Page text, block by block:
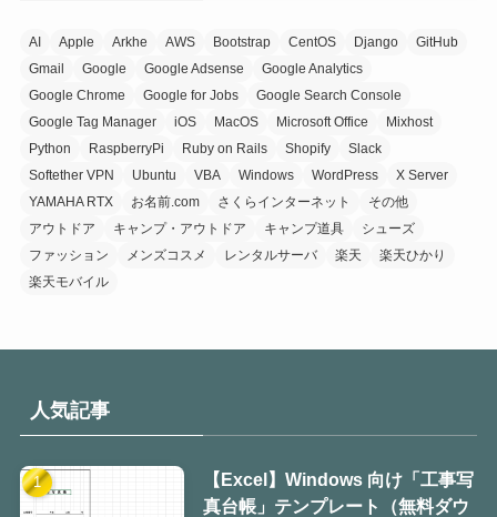
AI Apple Arkhe AWS Bootstrap CentOS Django
GitHub
Gmail
Google Google Adsense
Google Analytics
Google Chrome
Google for Jobs
Google Search Console
Google Tag Manager
iOS MacOS Microsoft Office
Mixhost
Python
RaspberryPi Ruby on Rails Shopify
Slack
Softether VPN
Ubuntu VBA Windows WordPress
X Server
YAMAHA RTX
お名前.com さくらインターネット
その他
アウトドア
キャンプ・アウトドア キャンプ道具
シューズ
ファッション
メンズコスメ レンタルサーバ 楽天
楽天ひかり
楽天モバイル
人気記事
【Excel】Windows 向け「工事写
真台帳」テンプレート（無料ダウ